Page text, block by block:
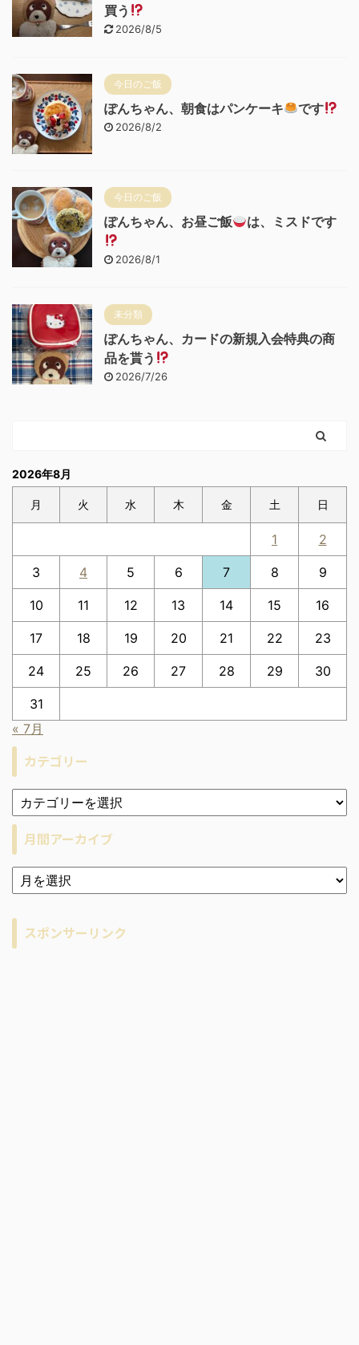
買う
2026/8/5
今日のご飯
ぽんちゃん、朝食はパンケーキ です
2026/8/2
今日のご飯
ぽんちゃん、お昼ご飯 は、ミスドです
2026/8/1
未分類
ぽんちゃん、カードの新規入会特典の商
品を貰う
2026/7/26
2026年8月
月 火 水 木 金 土 日
1 2
3 4 5 6 7 8 9
10 11 12 13 14 15 16
17 18 19 20 21 22 23
24 25 26 27 28 29 30
31
« 7月
カテゴリー
月間アーカイブ
ア
ー
ブ
スポンサーリンク